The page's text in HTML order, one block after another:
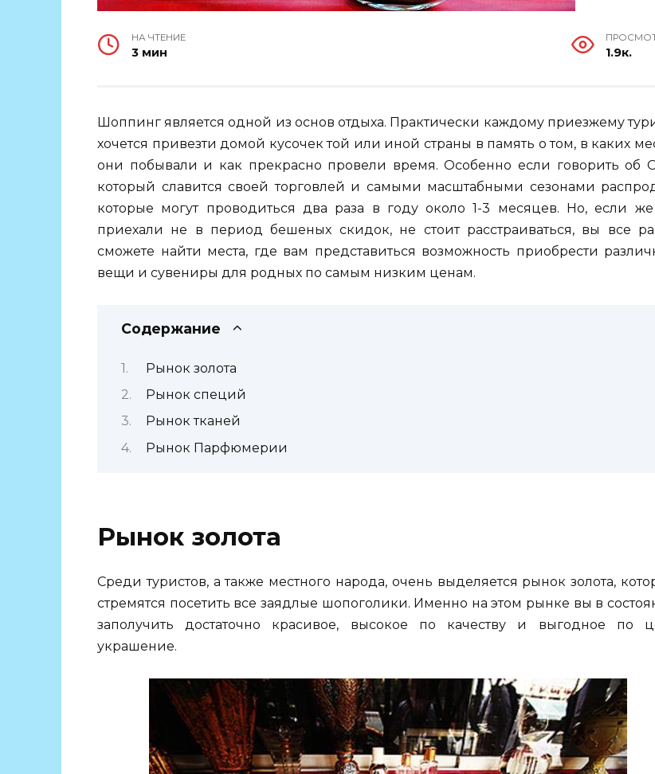
НА ЧТЕНИЕ
3 мин 1.9к.
Шоппинг является одной из основ отдыха. Практически каждому приезжему
хочется привезти домой кусочек той или иной страны в память о том, в каких
они побывали и как прекрасно провели время. Особенно если говорить об
который славится своей торговлей и самыми масштабными сезонами
которые могут проводиться два раза в году около 1-3 месяцев. Но, если
приехали не в период бешеных скидок, не стоит расстраиваться, вы все
сможете найти места, где вам представиться возможность приобрести
вещи и сувениры для родных по самым низким ценам.
Содержание
Рынок золота
Рынок специй
Рынок тканей
Рынок Парфюмерии
Рынок золота
Среди туристов, а также местного народа, очень выделяется рынок золота,
стремятся посетить все заядлые шопоголики. Именно на этом рынке вы в
заполучить достаточно красивое, высокое по качеству и выгодное по
украшение.